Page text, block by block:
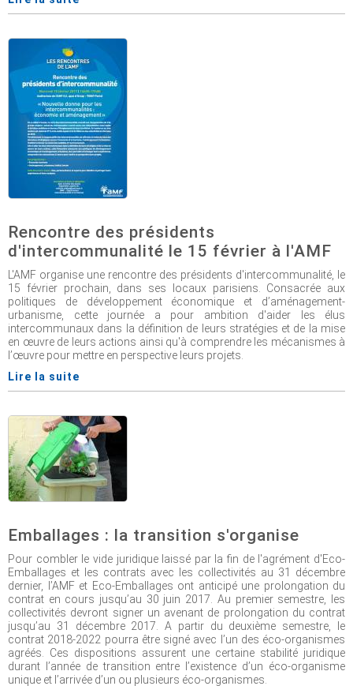
Rencontre des présidents
d'intercommunalité le 15 février à l'AMF
L'AMF organise une rencontre des présidents d'intercommunalité, le
15 février prochain, dans ses locaux parisiens. Consacrée aux
politiques de développement économique et d’aménagement-
urbanisme, cette journée a pour ambition d'aider les élus
intercommunaux dans la définition de leurs stratégies et de la mise
en œuvre de leurs actions ainsi qu'à comprendre les mécanismes à
l’œuvre pour mettre en perspective leurs projets.
Lire la suite
Emballages : la transition s'organise
Pour combler le vide juridique laissé par la fin de l'agrément d'Eco-
Emballages et les contrats avec les collectivités au 31 décembre
dernier, l’AMF et Eco-Emballages ont anticipé une prolongation du
contrat en cours jusqu’au 30 juin 2017. Au premier semestre, les
collectivités devront signer un avenant de prolongation du contrat
jusqu’au 31 décembre 2017. A partir du deuxième semestre, le
contrat 2018-2022 pourra être signé avec l’un des éco-organismes
agréés. Ces dispositions assurent une certaine stabilité juridique
durant l’année de transition entre l’existence d’un éco-organisme
unique et l’arrivée d’un ou plusieurs éco-organismes.